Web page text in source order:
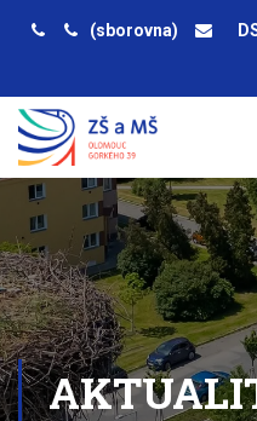
(sborovna)